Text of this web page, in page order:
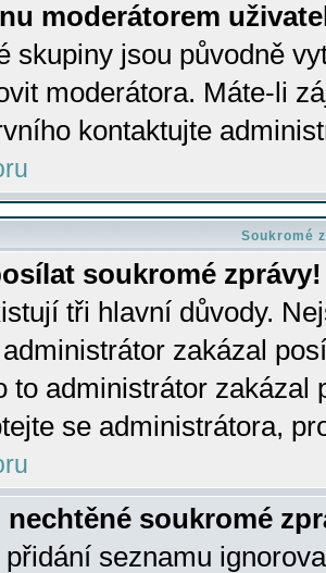
moderátorem
skupiny jsou původně
moderátora. Máte-li
kontaktujte
Soukromé
soukromé zprávy!
tři hlavní důvody.
zakázal
to administrátor zakázal
se administrátora,
nechtěné soukromé
přidání seznamu